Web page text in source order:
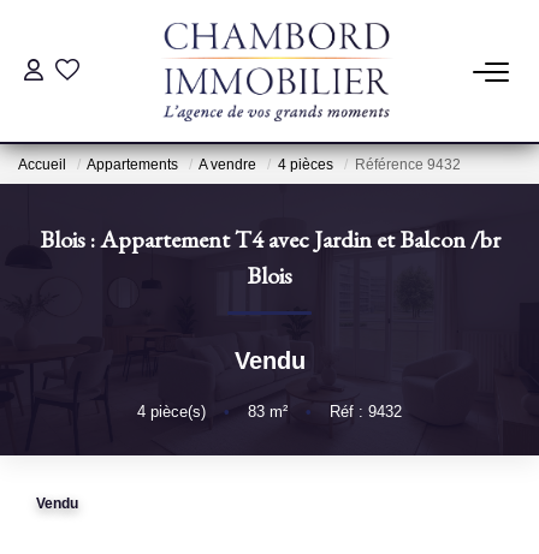
ACHAT
ESTIMATION
Estimation Par Un Professionnel
Accueil Appartements A vendre 4 pièces Référence 9432
Blois : Appartement T4 avec Jardin et Balcon/br
Blois
Vendu
4 pièce(s) • 83 m² • Réf : 9432
Vendu